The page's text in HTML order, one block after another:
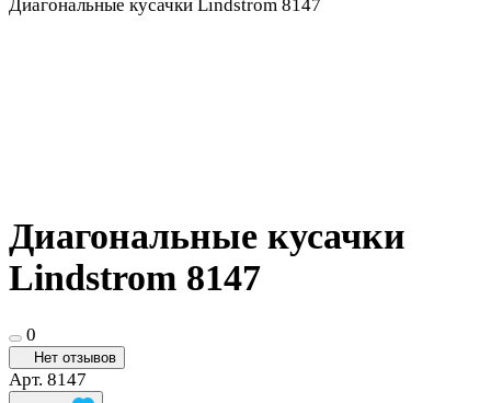
Диагональные кусачки Lindstrom 8147
Диагональные кусачки
Lindstrom 8147
0
Нет отзывов
Арт. 8147